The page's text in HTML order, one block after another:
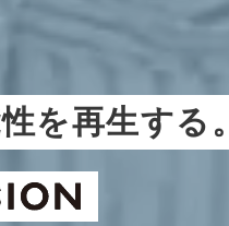
を再生する。